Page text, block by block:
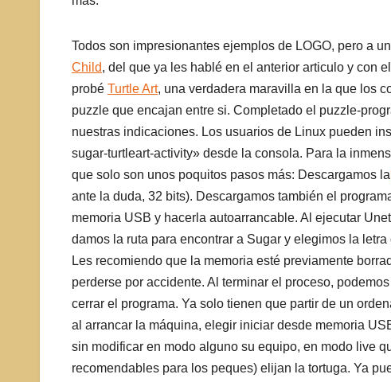
Todos son impresionantes ejemplos de LOGO, pero a
Child, del que ya les hablé en el anterior articulo y con
probé Turtle Art, una verdadera maravilla en la que los
puzzle que encajan entre si. Completado el puzzle-
nuestras indicaciones. Los usuarios de Linux pueden
sugar-turtleart-activity» desde la consola. Para la
que solo son unos poquitos pasos más: Descargamos la
ante la duda, 32 bits). Descargamos también el
memoria USB y hacerla autoarrancable. Al ejecutar
damos la ruta para encontrar a Sugar y elegimos la
Les recomiendo que la memoria esté previamente
perderse por accidente. Al terminar el proceso,
cerrar el programa. Ya solo tienen que partir de un
al arrancar la máquina, elegir iniciar desde memoria
sin modificar en modo alguno su equipo, en modo live
recomendables para los peques) elijan la tortuga. Ya